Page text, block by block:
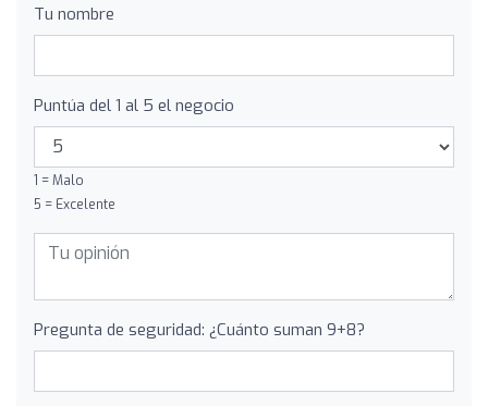
Tu nombre
Puntúa del 1 al 5 el negocio
1 = Malo
5 = Excelente
Pregunta de seguridad: ¿Cuánto suman 9+8?